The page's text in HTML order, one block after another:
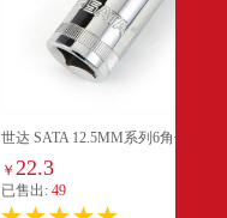
世达 SATA 12.5MM系列6角长套筒
13408 配
￥22.3
已售出:49